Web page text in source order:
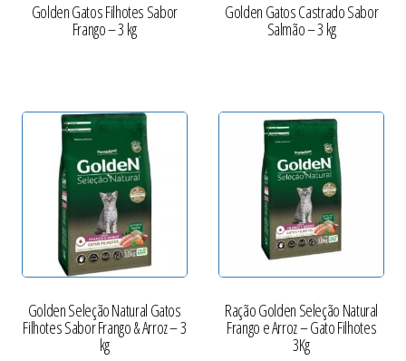
Golden Gatos Filhotes Sabor
Frango – 3 kg
Golden Gatos Castrado Sabor
Salmão – 3 kg
Golden Seleção Natural Gatos
Filhotes Sabor Frango & Arroz – 3
kg
Ração Golden Seleção Natural
Frango e Arroz – Gato Filhotes
3Kg